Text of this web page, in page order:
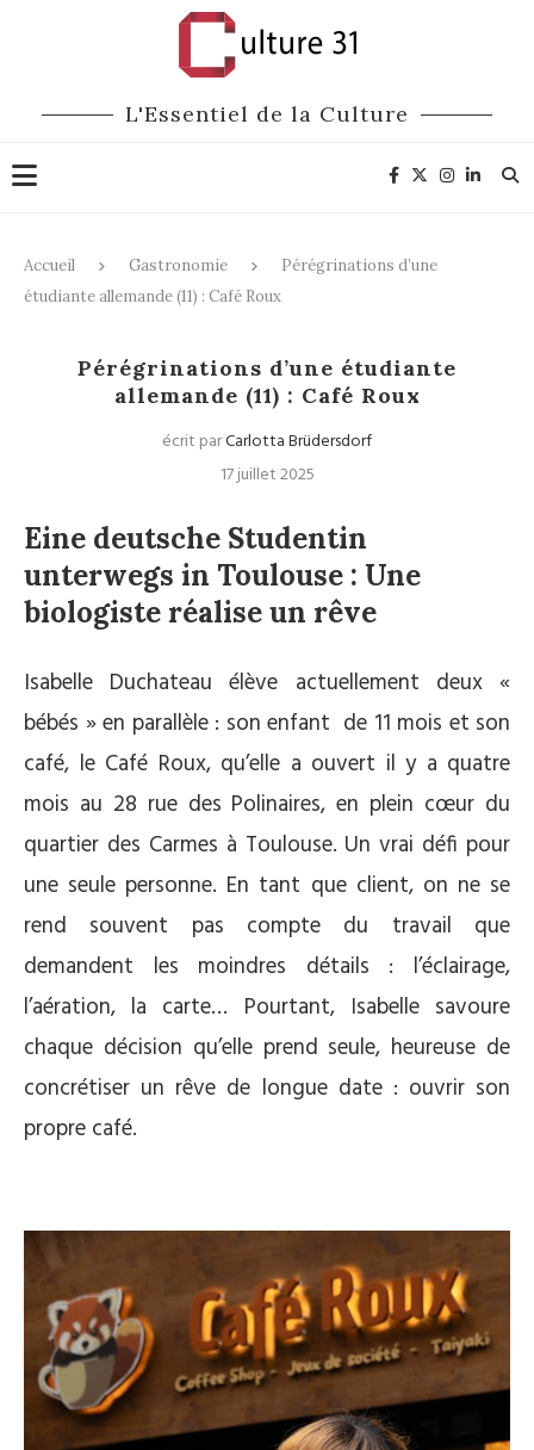
L'Essentiel de la Culture
Accueil Gastronomie
Pérégrinations d’une
étudiante allemande (11) : Café Roux
Bonnes adresses
Pérégrinations d’une étudiante
allemande (11) : Café Roux
écrit parCarlotta Brüdersdorf
17 juillet 2025
Eine deutsche Studentin
unterwegs in Toulouse : Une
biologiste réalise un rêve
Isabelle Duchateau élève actuellement deux «
bébés » en parallèle : son enfant de 11 mois et son
café, le Café Roux, qu’elle a ouvert il y a quatre
mois au 28 rue des Polinaires, en plein cœur du
quartier des Carmes à Toulouse. Un vrai défi pour
une seule personne. En tant que client, on ne se
rend souvent pas compte du travail que
demandent les moindres détails : l’éclairage,
l’aération, la carte… Pourtant, Isabelle savoure
chaque décision qu’elle prend seule, heureuse de
concrétiser un rêve de longue date : ouvrir son
propre café.